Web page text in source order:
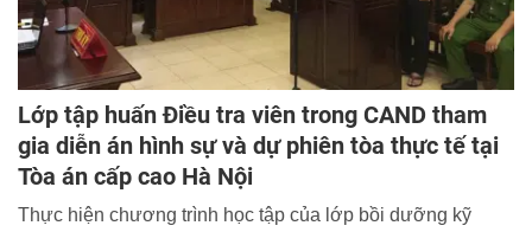
Lớp tập huấn Điều tra viên trong CAND tham
gia diễn án hình sự và dự phiên tòa thực tế tại
Tòa án cấp cao Hà Nội
Thực hiện chương trình học tập của lớp bồi dưỡng kỹ